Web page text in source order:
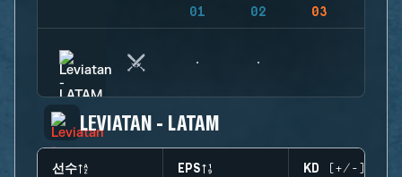
01 02 03
LEVIATAN - LATAM
선수 EPS KD (+/-)